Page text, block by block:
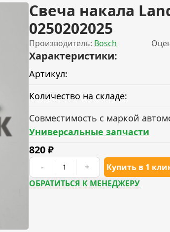
Свеча накала
0250202025
Производитель: Bosch
Характеристики:
Артикул:
Количество на складе:
Совместимость с маркой
Универсальные запчасти
820₽
- + Купить в 1
ОБРАТИТЬСЯ К МЕНЕДЖЕРУ